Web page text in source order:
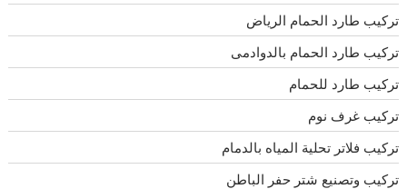
تركيب طارد الحمام الرياض
تركيب طارد الحمام بالدوادمى
تركيب طارد للحمام
تركيب غرف نوم
تركيب فلاتر تحلية المياه بالدمام
تركيب وتصنيع شتر حفر الباطن